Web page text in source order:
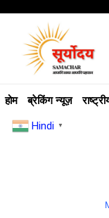
होम ब्रेकिंग न्यूज़
Hindi ▼